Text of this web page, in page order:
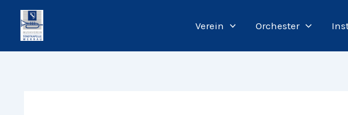
Zum
Inhalt
springen
Verein Orchester